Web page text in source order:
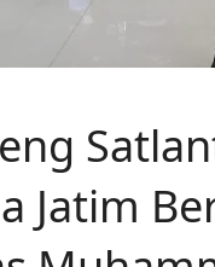
Jatim